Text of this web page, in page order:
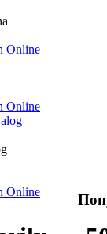
Online
Online
Online